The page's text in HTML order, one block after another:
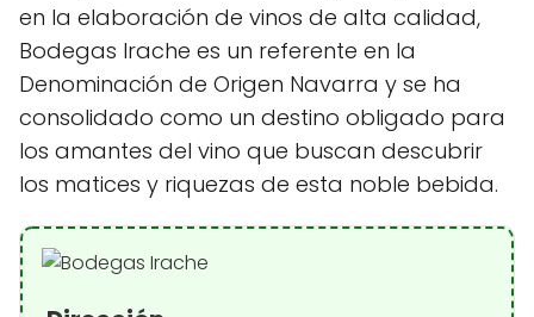
en la elaboración de vinos de alta calidad,
Bodegas Irache es un referente en la
Denominación de Origen Navarra y se ha
consolidado como un destino obligado para
los amantes del vino que buscan descubrir
los matices y riquezas de esta noble bebida.